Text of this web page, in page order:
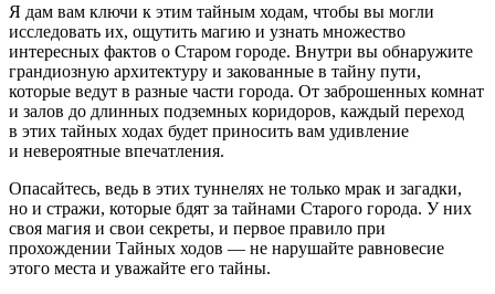
Я дам вам ключи к этим тайным ходам, чтобы вы могли
исследовать их, ощутить магию и узнать множество
интересных фактов о Старом городе. Внутри вы обнаружите
грандиозную архитектуру и закованные в тайну пути,
которые ведут в разные части города. От заброшенных комнат
и залов до длинных подземных коридоров, каждый переход
в этих тайных ходах будет приносить вам удивление
и невероятные впечатления.
Опасайтесь, ведь в этих туннелях не только мрак и загадки,
но и стражи, которые бдят за тайнами Старого города. У них
своя магия и свои секреты, и первое правило при
прохождении Тайных ходов — не нарушайте равновесие
этого места и уважайте его тайны.